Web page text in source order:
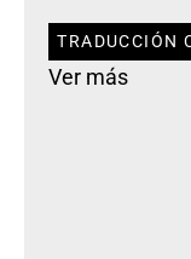
TRADUCCIÓN
Ver más